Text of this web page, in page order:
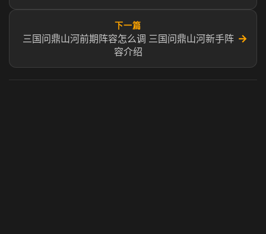
下一篇
三国问鼎山河前期阵容怎么调 三国问鼎山河新手阵
容介绍
→